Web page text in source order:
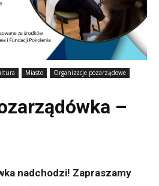
Miasto
Organizacje pozarządowe
–
nadchodzi! Zapraszamy